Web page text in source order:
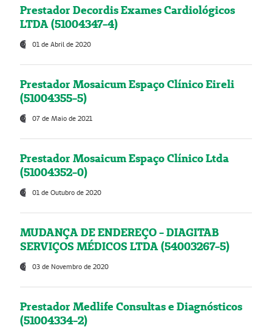
Prestador Decordis Exames Cardiológicos
LTDA (51004347-4)
01 de Abril de 2020
Prestador Mosaicum Espaço Clínico Eireli
(51004355-5)
07 de Maio de 2021
Prestador Mosaicum Espaço Clínico Ltda
(51004352-0)
01 de Outubro de 2020
MUDANÇA DE ENDEREÇO - DIAGITAB
SERVIÇOS MÉDICOS LTDA (54003267-5)
03 de Novembro de 2020
Prestador Medlife Consultas e Diagnósticos
(51004334-2)